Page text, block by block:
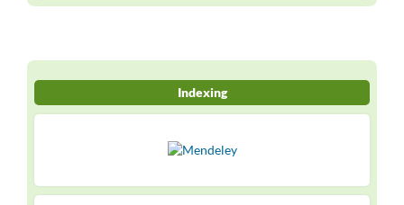
Indexing